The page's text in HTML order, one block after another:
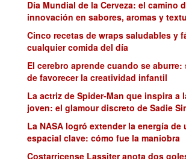
Día Mundial de la Cerveza: el camino
innovación en sabores, aromas y
Cinco recetas de wraps saludables y
cualquier comida del día
El cerebro aprende cuando se aburre:
de favorecer la creatividad infantil
La actriz de Spider-Man que inspira a
joven: el glamour discreto de Sadie
La NASA logró extender la energía de
espacial clave: cómo fue la maniobra
Costarricense Lassiter anota dos